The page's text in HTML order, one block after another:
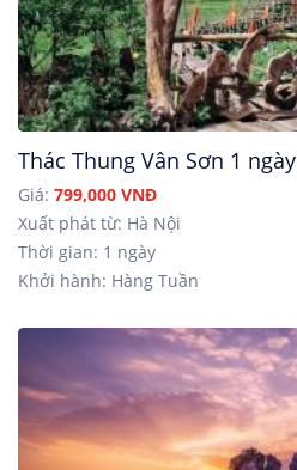
Thác Thung Vân Sơn 1 ngày
Giá: 799,000 VNĐ
Xuất phát từ: Hà Nội
Thời gian: 1 ngày
Khởi hành: Hàng Tuần